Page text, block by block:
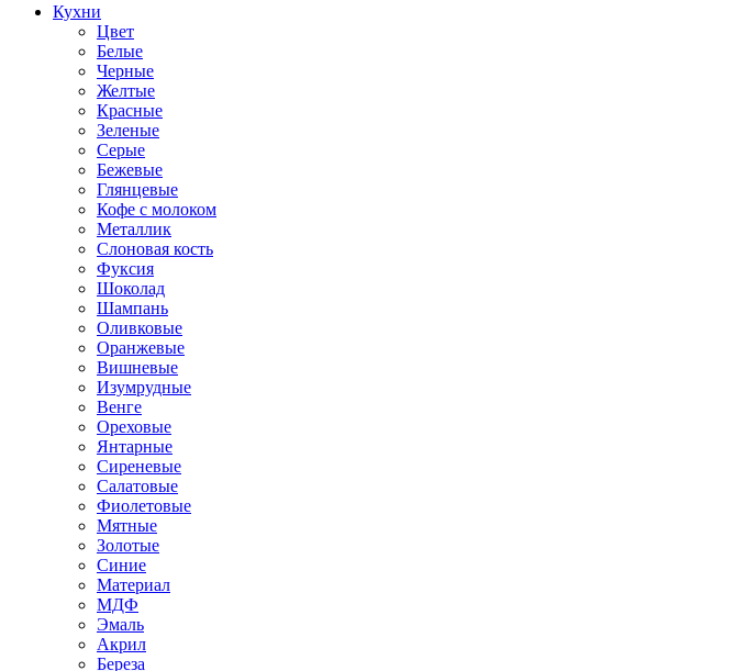
Кухни
Цвет
Белые
Черные
Желтые
Красные
Зеленые
Серые
Бежевые
Глянцевые
Кофе с молоком
Металлик
Слоновая кость
Фуксия
Шоколад
Шампань
Оливковые
Оранжевые
Вишневые
Изумрудные
Венге
Ореховые
Янтарные
Сиреневые
Салатовые
Фиолетовые
Мятные
Золотые
Синие
Материал
МДФ
Эмаль
Акрил
Береза